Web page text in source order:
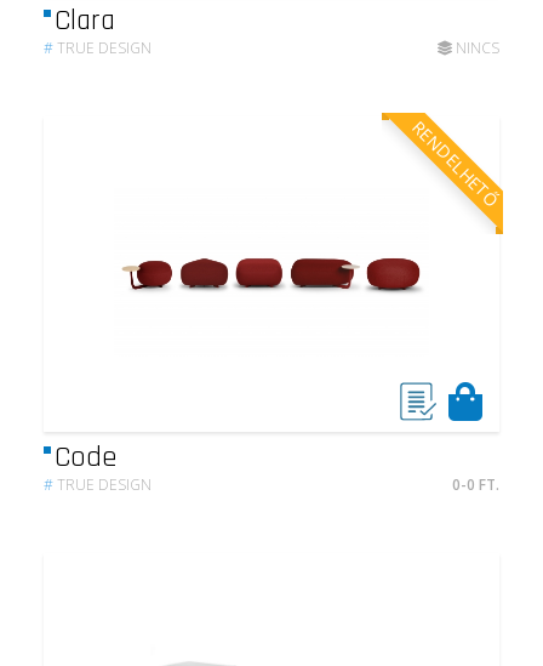
Clara
#TRUE DESIGN NINCS
RENDELHETŐ
Code
#TRUE DESIGN 0-0 FT.